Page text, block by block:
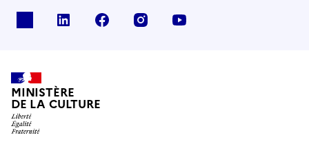
linkedin facebook instagram
MINISTÈRE
DE LA CULTURE